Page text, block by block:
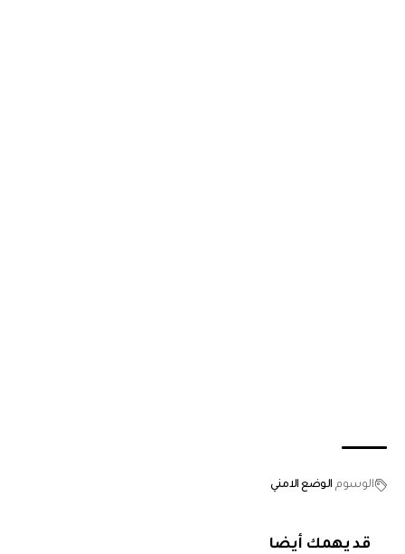
الوسوم الوضع الامني
قد يهمك أيضا